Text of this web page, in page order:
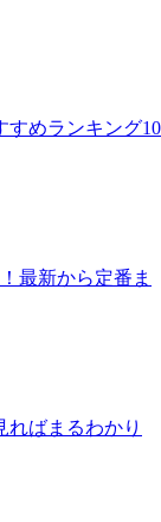
すめランキング10
最新から定番ま
ればまるわかり